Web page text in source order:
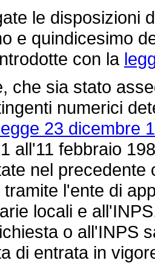
le disposizioni
e quindicesimo
con la
sia stato
numerici
23 dicembre
all'11 febbraio
nel
l'ente di
locali e
o all'INPS
di entrata in